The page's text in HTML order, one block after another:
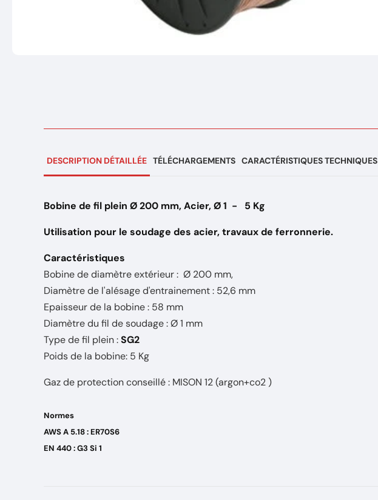
DESCRIPTION DÉTAILLÉE TÉLÉCHARGEMENTS CARACTÉRISTIQUES TECHNIQUES
Bobine de fil plein Ø 200 mm, Acier, Ø 1 - 5 Kg
Utilisation pour le soudage des acier, travaux de ferronnerie.
Caractéristiques
Bobine de diamètre extérieur : Ø 200 mm,
Diamètre de l'alésage d'entrainement : 52,6 mm
Epaisseur de la bobine : 58 mm
Diamètre du fil de soudage : Ø 1 mm
Type de fil plein :SG2
Poids de la bobine: 5 Kg
Gaz de protection conseillé : MISON 12 (argon+co2 )
Normes
AWS A 5.18 : ER70S6
EN 440 : G3 Si 1